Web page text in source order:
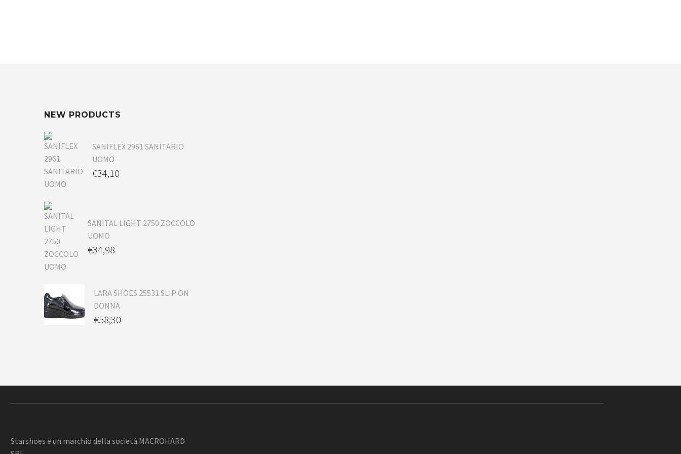
NEW PRODUCTS
SANIFLEX 2961 SANITARIO
UOMO
€34,10
SANITAL LIGHT 2750 ZOCCOLO
UOMO
€34,98
LARA SHOES 25531 SLIP ON
DONNA
€58,30
Starshoes è un marchio della società MACROHARD